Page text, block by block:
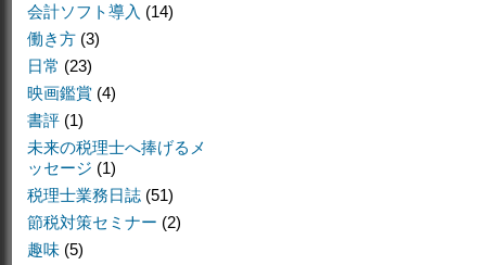
会計ソフト導入 (14)
働き方 (3)
日常 (23)
映画鑑賞 (4)
書評 (1)
未来の税理士へ捧げるメ
ッセージ (1)
税理士業務日誌 (51)
節税対策セミナー (2)
趣味 (5)